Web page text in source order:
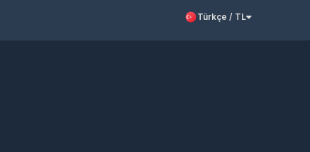
Türkçe / TL